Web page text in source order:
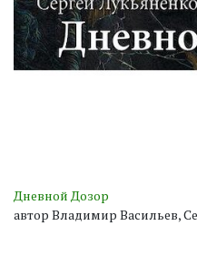
Дневной Дозор
автор Владимир Васильев,